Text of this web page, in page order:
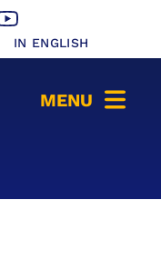
YouTube
IN ENGLISH